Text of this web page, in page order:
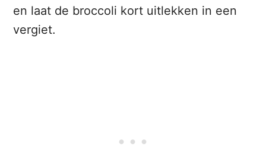
en laat de broccoli kort uitlekken in een
vergiet.